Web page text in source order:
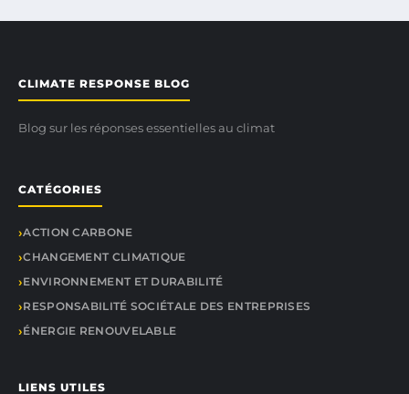
CLIMATE RESPONSE BLOG
Blog sur les réponses essentielles au climat
CATÉGORIES
ACTION CARBONE
CHANGEMENT CLIMATIQUE
ENVIRONNEMENT ET DURABILITÉ
RESPONSABILITÉ SOCIÉTALE DES ENTREPRISES
ÉNERGIE RENOUVELABLE
LIENS UTILES